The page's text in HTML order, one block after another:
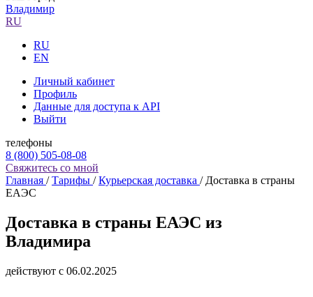
Владимир
RU
RU
EN
Личный кабинет
Профиль
Данные для доступа к API
Выйти
телефоны
8 (800) 505-08-08
Свяжитесь со мной
Главная /Тарифы /Курьерская доставка / Доставка в страны
ЕАЭС
Доставка в страны ЕАЭС из
Владимира
действуют с 06.02.2025